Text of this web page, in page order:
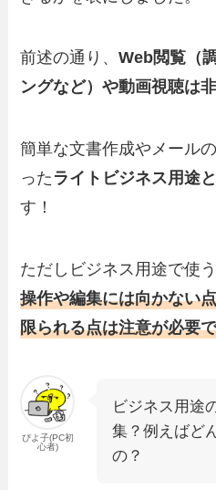
前述の通り、Web閲覧（
ングなど）や動画視聴は
簡単な文書作成やメール
った ライトビジネス用途
す！
ただしビジネス用途で使
操作や編集には向かない
限られる点は注意が必要
ぴよ子(PC初
心者)
ビジネス用途
集？例えばど
の？